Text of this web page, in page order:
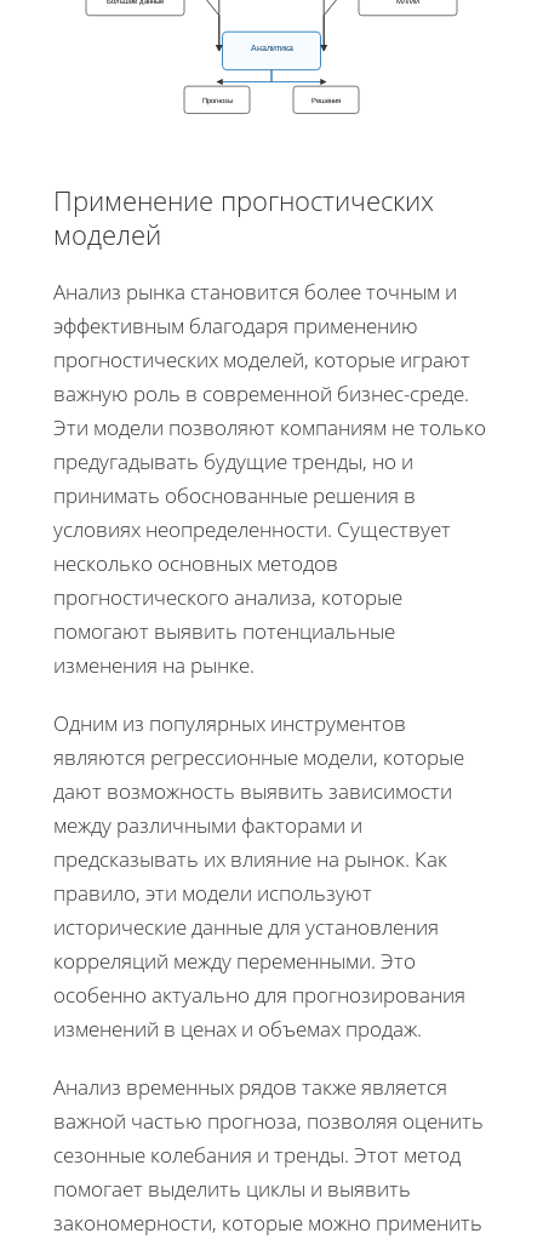
Аналитика
Прогнозы Решения
Применение прогностических
моделей
Анализ рынка становится более точным и
эффективным благодаря применению
прогностических моделей, которые играют
важную роль в современной бизнес-среде.
Эти модели позволяют компаниям не только
предугадывать будущие тренды, но и
принимать обоснованные решения в
условиях неопределенности. Существует
несколько основных методов
прогностического анализа, которые
помогают выявить потенциальные
изменения на рынке.
Одним из популярных инструментов
являются регрессионные модели, которые
дают возможность выявить зависимости
между различными факторами и
предсказывать их влияние на рынок. Как
правило, эти модели используют
исторические данные для установления
корреляций между переменными. Это
особенно актуально для прогнозирования
изменений в ценах и объемах продаж.
Анализ временных рядов также является
важной частью прогноза, позволяя оценить
сезонные колебания и тренды. Этот метод
помогает выделить циклы и выявить
закономерности, которые можно применить